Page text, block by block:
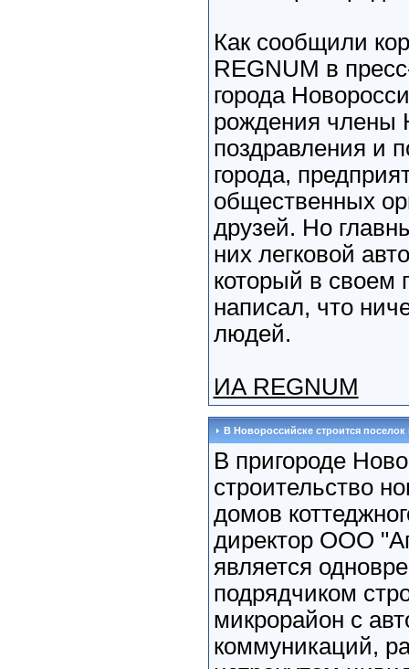
Как сообщили
REGNUM в
города
рождения
поздравления и
города,
общественных
друзей. Но
них легковой
который в своем
написал, что
людей.
ИА REGNUM
В Новороссийске строится поселок
В пригороде
строительство
домов
директор ООО
является
подрядчиком
микрорайон с
коммуникаций,